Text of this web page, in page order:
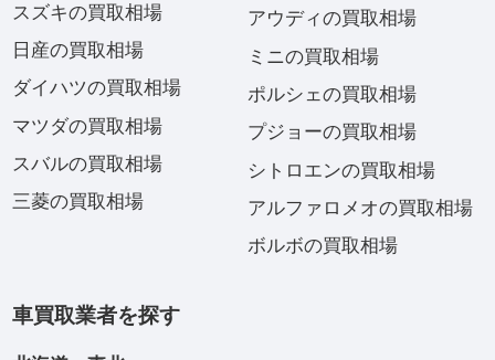
スズキの買取相場
日産の買取相場
ダイハツの買取相場
マツダの買取相場
スバルの買取相場
三菱の買取相場
アウディの買取相場
ミニの買取相場
ポルシェの買取相場
プジョーの買取相場
シトロエンの買取相場
アルファロメオの買取相場
ボルボの買取相場
車買取業者を探す